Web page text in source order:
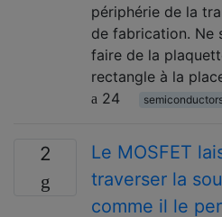
périphérie de la
de fabrication. Ne
faire de la
rectangle à la
24
2
Le MOSFET
traverser la
comme il le